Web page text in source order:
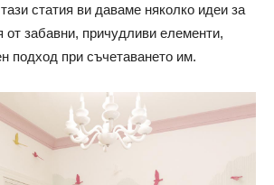
статия ви даваме няколко идеи за
от забавни, причудливи елементи,
подход при съчетаването им.